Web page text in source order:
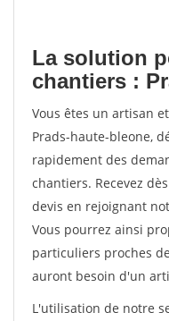
La solution
chantiers :
Vous êtes un artisan
Prads-haute-bleone,
rapidement des
chantiers. Recevez
devis en rejoignant
Vous pourrez ainsi
particuliers proches
auront besoin d'un
L'utilisation de notre